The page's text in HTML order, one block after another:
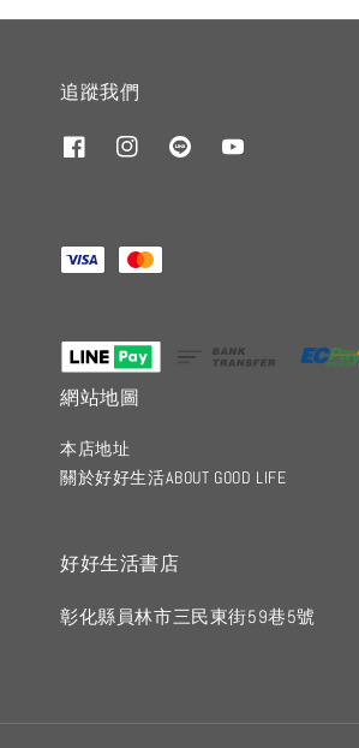
追蹤我們
網站地圖
本店地址
關於好好生活ABOUT GOOD LIFE
好好生活書店
彰化縣員林市三民東街59巷5號